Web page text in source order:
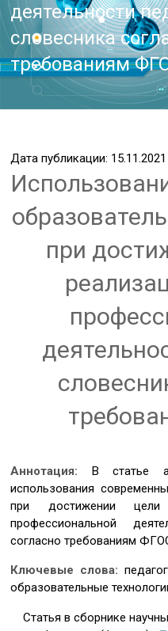
деятельности
словесника
требованиям
Дата публикации: 15.11.2021
при
Аннотация: В статье
использования
при достижении
профессиональной
согласно требованиям
Ключевые слова:
образовательные
Статья в сборнике